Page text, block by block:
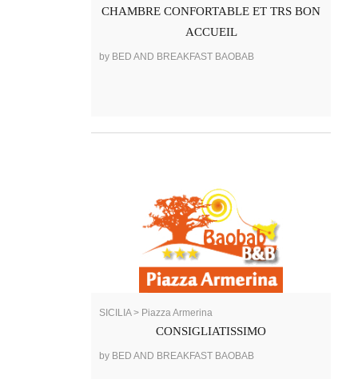
CHAMBRE CONFORTABLE ET TRS BON
ACCUEIL
by BED AND BREAKFAST BAOBAB
SICILIA > Piazza Armerina
CONSIGLIATISSIMO
by BED AND BREAKFAST BAOBAB